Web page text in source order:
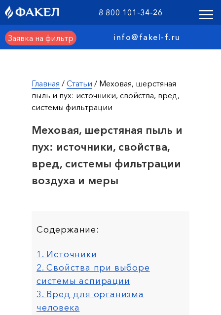
8 800 101-34-26
Заявка на фильтр info@fakel-f.ru
Главная / Статьи / Меховая, шерстяная
пыль и пух: источники, свойства, вред,
системы фильтрации
Меховая, шерстяная пыль и
пух: источники, свойства,
вред, системы фильтрации
воздуха и меры
Содержание:
1. Источники
2. Свойства при выборе
системы аспирации
3. Вред для организма
человека